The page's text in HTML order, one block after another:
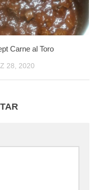
Carne al Toro
28, 2020